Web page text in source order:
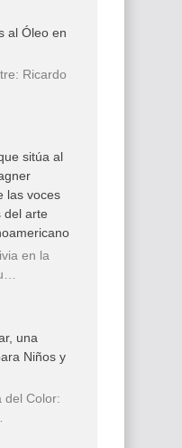
al Óleo en
Ricardo
sitúa al
las voces
del arte
en la
una
Niños y
del Color: